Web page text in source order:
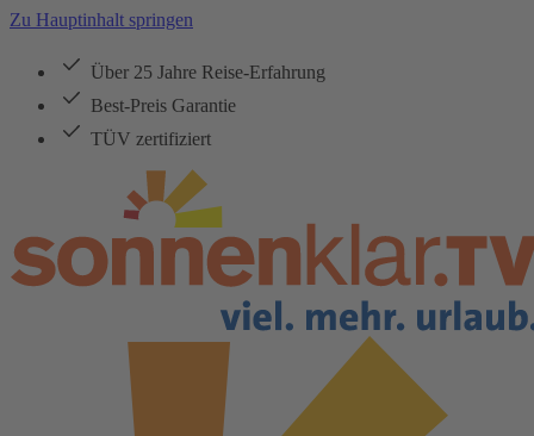
Zu Hauptinhalt springen
Über 25 Jahre Reise-Erfahrung
Best-Preis Garantie
TÜV zertifiziert